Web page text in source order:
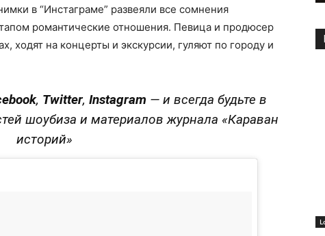
в “Инстаграме” развеяли все сомнения
романтические отношения. Певица и продюсер
ходят на концерты и экскурсии, гуляют по городу и
, Twitter, Instagram — и всегда будьте в
шоубиза и материалов журнала «Караван
историй»